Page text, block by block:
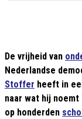
De vrijheid van
Nederlandse
Stoffer heeft in
naar wat hij noemt
op honderden